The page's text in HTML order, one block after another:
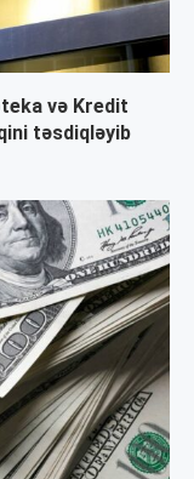
və Kredit
təsdiqləyib